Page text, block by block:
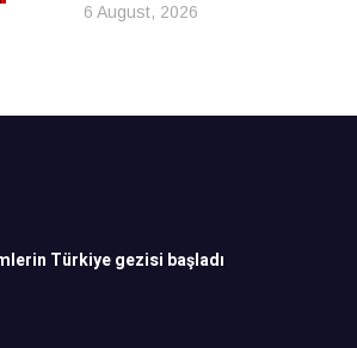
6 August, 2026
Türkiye gezisi başladı